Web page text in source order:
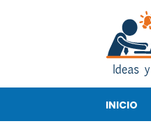
y
i
d
INICIO